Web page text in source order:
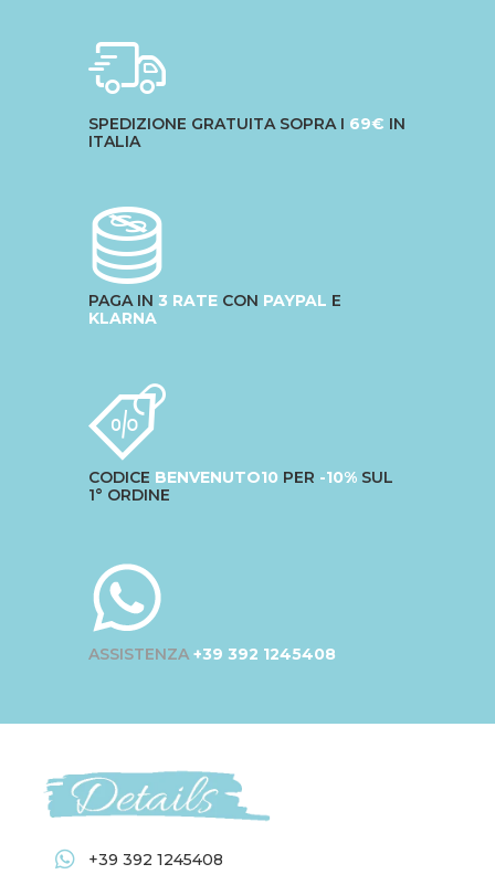
SPEDIZIONE GRATUITA SOPRA I 69€ IN
ITALIA
PAGA IN 3 RATE CON PAYPAL E
KLARNA
CODICE BENVENUTO10 PER -10% SUL
1° ORDINE
ASSISTENZA +39 392 1245408
+39 392 1245408